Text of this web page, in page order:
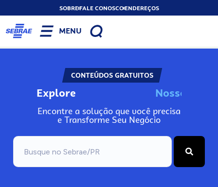
SOBREFALE CONOSCOENDEREÇOS
MENU
CONTEÚDOS GRATUITOS
Explore Nos
Encontre a solução que você precisa
e Transforme Seu Negócio